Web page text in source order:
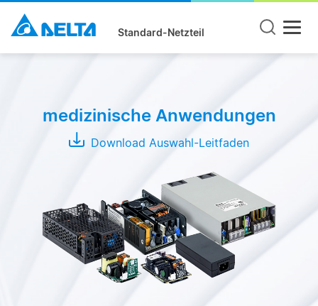
Standard-Netzteil
medizinische Anwendungen
Download Auswahl-Leitfaden
Frame
Adapter